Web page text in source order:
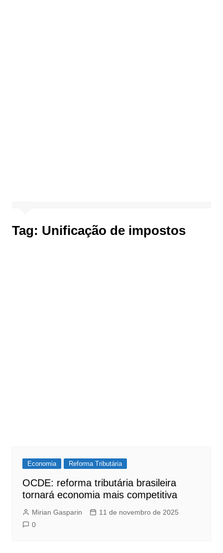
Tag: Unificação de impostos
Economia Reforma Tributária
OCDE: reforma tributária brasileira
tornará economia mais competitiva
Mirian Gasparin
11 de novembro de 2025
0